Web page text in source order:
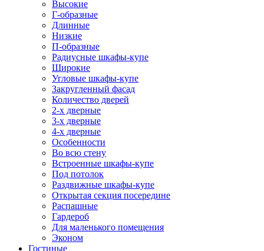
Высокие
Г-образные
Длинные
Низкие
П-образные
Радиусные шкафы-купе
Широкие
Угловые шкафы-купе
Закругленный фасад
Количество дверей
2-х дверные
3-х дверные
4-х дверные
Особенности
Во всю стену
Встроенные шкафы-купе
Под потолок
Раздвижные шкафы-купе
Открытая секция посередине
Распашные
Гардероб
Для маленького помещения
Эконом
Гостиные